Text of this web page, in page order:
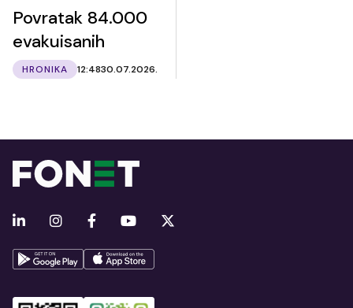
Povratak 84.000
evakuisanih
HRONIKA 12:4830.07.2026.